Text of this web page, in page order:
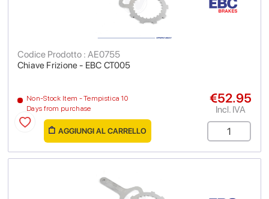
Chiave Frizione - EBC CT005
Codice Prodotto : AE0755
Non-Stock Item - Tempistica 10
Days from purchase
€52.95
Incl. IVA
AGGIUNGI AL CARRELLO